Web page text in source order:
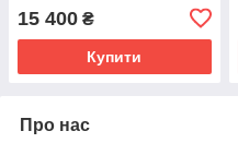
моноліт 3 мм, бронза
15 400 ₴
Купити
Про нас